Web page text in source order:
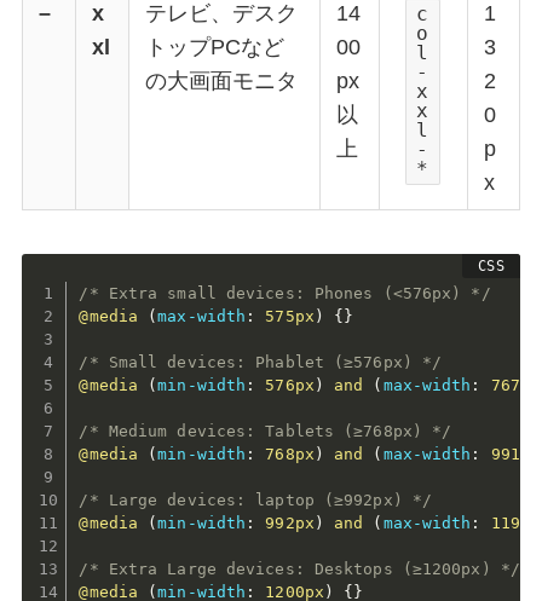
–
x
xl
テレビ、デスク
トップPCなど
の大画面モニタ
14
00
px
以
上
c
o
l
-
x
x
l
-
*
1
3
2
0
p
x
/* Extra small devices: Phones (<576px) */
@media
(max-width : 575px ) { }
/* Small devices: Phablet (≥576px) */
@media
(min-width : 576px ) and ( max-width : 767px
/* Medium devices: Tablets (≥768px) */
@media
(min-width : 768px ) and ( max-width : 991px
/* Large devices: laptop (≥992px) */
@media
(min-width : 992px ) and ( max-width :
/* Extra Large devices: Desktops (≥1200px) */
@media
(min-width : 1200px ) { }